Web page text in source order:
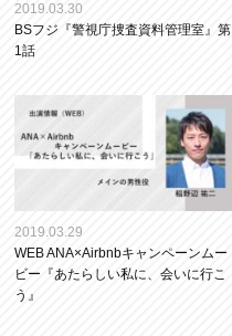
2019.03.30
BSフジ『警視庁捜査資料管理室』第
1話
2019.03.29
WEB ANA×Airbnbキャンペーンムー
ビー『あたらしい私に、会いに行こ
う』